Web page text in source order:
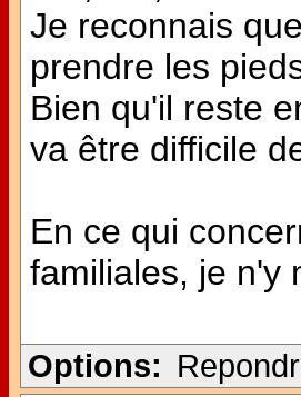
Je reconnais
prendre les
Bien qu'il reste
va être difficile
En ce qui
familiales, je n'y
Options: